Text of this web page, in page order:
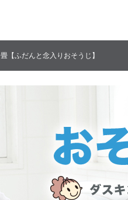
畳【ふだんと念入りおそうじ】